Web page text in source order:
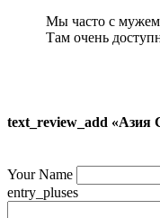
Мы часто с
Там очень
text_review_add «Азия
Your Name
entry_pluses